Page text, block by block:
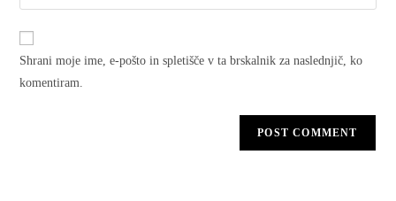
Shrani moje ime, e-pošto in spletišče v ta brskalnik za naslednjič, ko
komentiram.